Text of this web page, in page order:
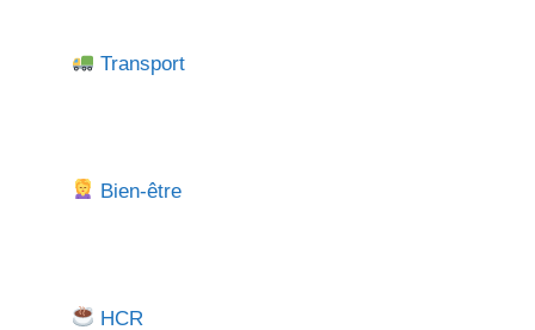
Transport
Bien-être
HCR